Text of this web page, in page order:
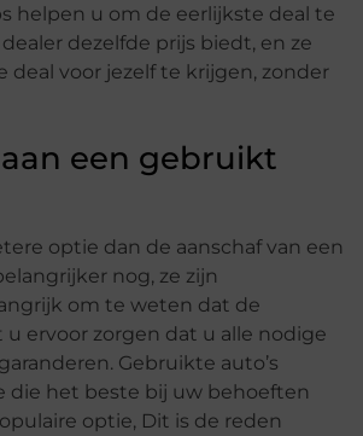
helpen u om de eerlijkste deal te
dezelfde prijs biedt, en ze
voor jezelf te krijgen, zonder
een gebruikt
optie dan de aanschaf van een
nog, ze zijn
om te weten dat de
ervoor zorgen dat u alle nodige
Gebruikte auto’s
die het beste bij uw behoeften
optie, Dit is de reden